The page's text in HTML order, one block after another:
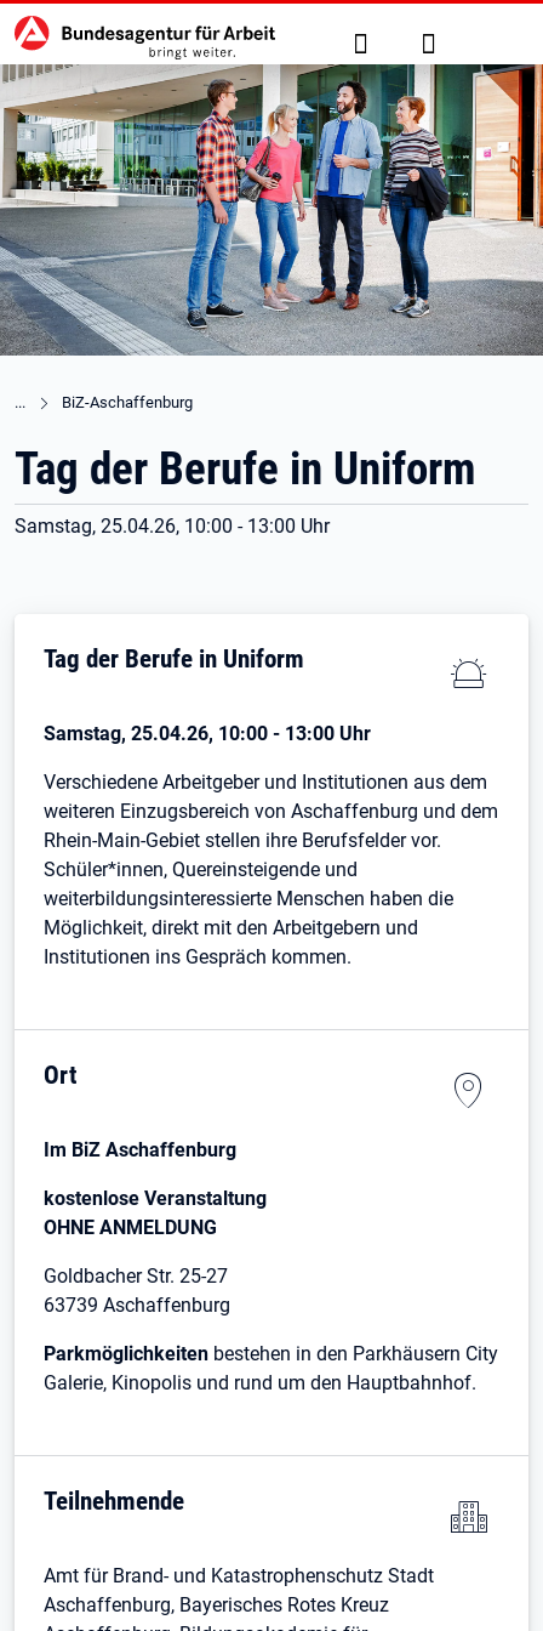
zu den Hauptinhalten springen
Hauptnavigation Suche Anmelden
BiZ-Aschaffenburg
Tag der Berufe in Uniform
Samstag, 25.04.26, 10:00 - 13:00 Uhr
Tag der Berufe in Uniform
Samstag, 25.04.26, 10:00 - 13:00 Uhr
Verschiedene Arbeitgeber und Institutionen aus dem
weiteren Einzugsbereich von Aschaffenburg und dem
Rhein-Main-Gebiet stellen ihre Berufsfelder vor.
Schüler*innen, Quereinsteigende und
weiterbildungsinteressierte Menschen haben die
Möglichkeit, direkt mit den Arbeitgebern und
Institutionen ins Gespräch kommen.
Ort
Im BiZ Aschaffenburg
kostenlose Veranstaltung
OHNE ANMELDUNG
Goldbacher Str. 25-27
63739 Aschaffenburg
Parkmöglichkeiten bestehen in den Parkhäusern City
Galerie, Kinopolis und rund um den Hauptbahnhof.
Teilnehmende
Amt für Brand- und Katastrophenschutz Stadt
Aschaffenburg, Bayerisches Rotes Kreuz